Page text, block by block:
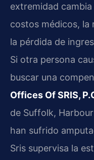
extremidad
costos médicos, la
la pérdida de
Si otra persona
buscar una
Offices Of SRIS,
de Suffolk,
han sufrido
Sris supervisa la